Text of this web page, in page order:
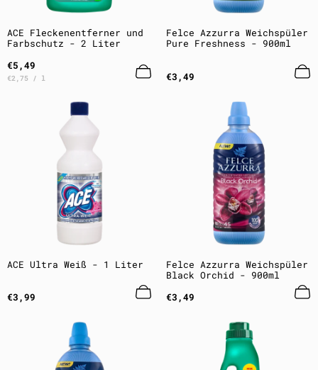
ACE Fleckenentferner und
Farbschutz - 2 Liter
Regulärer
Preis
€5,49
Preis
pro
€2,75 / pro
l
Felce Azzurra Weichspüler
Pure Freshness - 900ml
Regulärer
Preis
€3,49
ACE Ultra Weiß - 1 Liter
Regulärer
Preis
€3,99
Felce Azzurra Weichspüler
Black Orchid - 900ml
Regulärer
Preis
€3,49